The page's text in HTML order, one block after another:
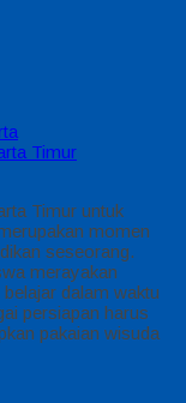
Timur
Timur untuk
momen
seseorang.
merayakan
dalam waktu
persiapan harus
pakaian wisuda